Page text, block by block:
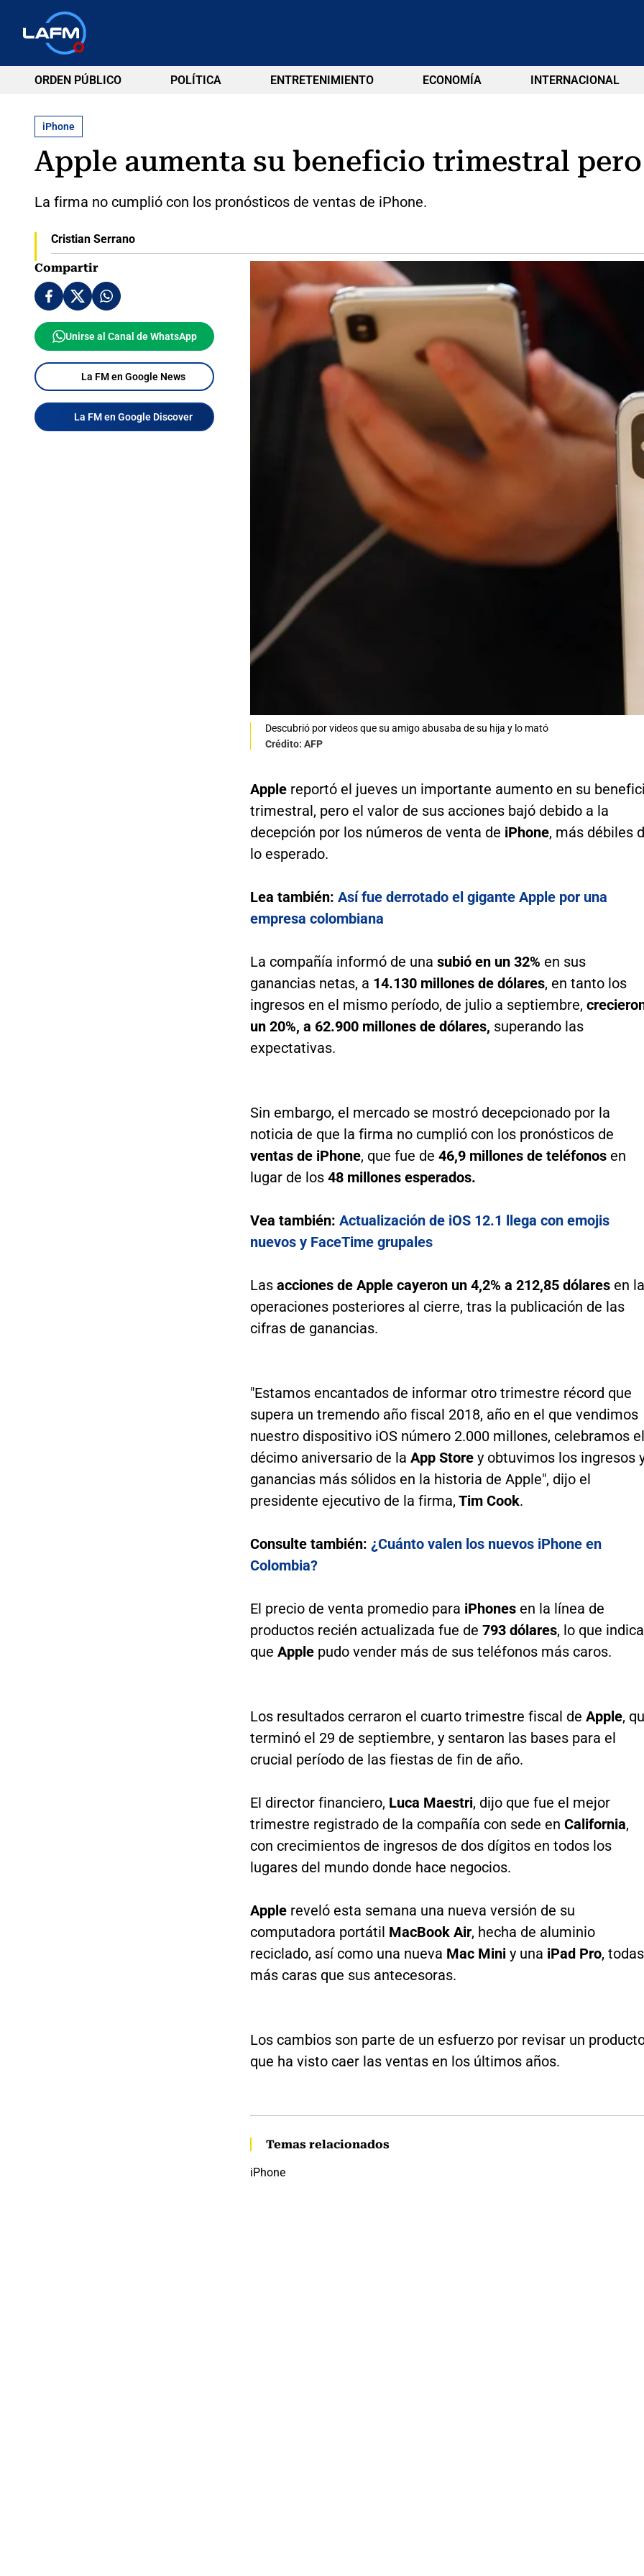
ORDEN PÚBLICO POLÍTICA ENTRETENIMIENTO ECONOMÍA INTERNACIONAL
iPhone
Apple aumenta su beneficio trimestral
La firma no cumplió con los pronósticos de ventas de iPhone.
Cristian Serrano
Compartir
Unirse al Canal de WhatsApp
La FM en Google News
La FM en Google Discover
Descubrió por videos que su amigo abusaba de su hija y lo mató
Crédito: AFP
Apple reportó el jueves un importante aumento en su
trimestral, pero el valor de sus acciones bajó debido a la
decepción por los números de venta de iPhone, más débiles
lo esperado.
Lea también: Así fue derrotado el gigante Apple por una
empresa colombiana
La compañía informó de una subió en un 32% en sus
ganancias netas, a 14.130 millones de dólares, en tanto los
ingresos en el mismo período, de julio a septiembre,
un 20%, a 62.900 millones de dólares, superando las
expectativas.
Sin embargo, el mercado se mostró decepcionado por la
noticia de que la firma no cumplió con los pronósticos de
ventas de iPhone, que fue de 46,9 millones de teléfonosen
lugar de los 48 millones esperados.
Vea también: Actualización de iOS 12.1 llega con emojis
nuevos y FaceTime grupales
Lasacciones de Apple cayeron un 4,2% a 212,85 dólares en
operaciones posteriores al cierre, tras la publicación de las
cifras de ganancias.
"Estamos encantados de informar otro trimestre récord que
supera un tremendo año fiscal 2018, año en el que vendimos
nuestro dispositivo iOS número 2.000 millones, celebramos el
décimo aniversario de la App Store y obtuvimos los ingresos
ganancias más sólidos en la historia de Apple", dijo el
presidente ejecutivo de la firma, Tim Cook.
Consulte también: ¿Cuánto valen los nuevos iPhone en
Colombia?
El precio de venta promedio para iPhonesen la línea de
productos recién actualizada fue de 793 dólares, lo que indica
que Apple pudo vender más de sus teléfonos más caros.
Los resultados cerraron el cuarto trimestre fiscal de Apple,
terminó el 29 de septiembre, y sentaron las bases para el
crucial período de las fiestas de fin de año.
El director financiero, Luca Maestri, dijo que fue el mejor
trimestre registrado de la compañía con sede en California,
con crecimientos de ingresos de dos dígitos en todos los
lugares del mundo donde hace negocios.
Apple reveló esta semana una nueva versión de su
computadora portátil MacBook Air, hecha de aluminio
reciclado, así como una nueva Mac Miniy una iPad Pro, todas
más caras que sus antecesoras.
Los cambios son parte de un esfuerzo por revisar un
que ha visto caer las ventas en los últimos años.
Temas relacionados
iPhone